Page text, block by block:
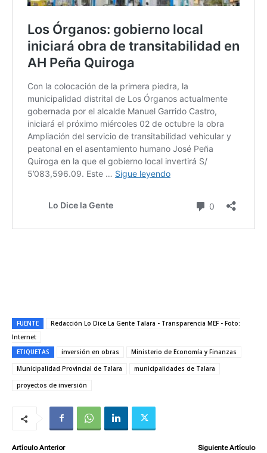
FUENTE
Redacción Lo Dice La Gente Talara - Transparencia MEF - Foto:
Internet
ETIQUETAS
inversión en obras
Ministerio de Economía y Finanzas
Municipalidad Provincial de Talara
municipalidades de Talara
proyectos de inversión
Artículo Anterior Siguiente Artículo